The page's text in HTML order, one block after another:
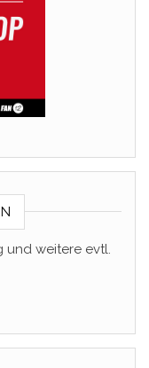
und weitere evtl.